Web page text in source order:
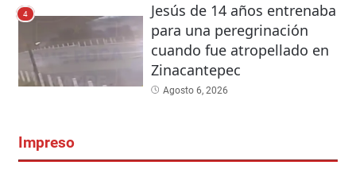
4
Jesús de 14 años entrenaba
para una peregrinación
cuando fue atropellado en
Zinacantepec
Agosto 6, 2026
Impreso